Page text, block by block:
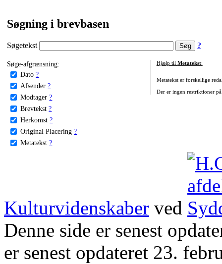
Søgning i brevbasen
Søgetekst ?
Søge-afgrænsning:
Dato ?
Afsender ?
Modtager ?
Brevtekst ?
Herkomst ?
Original Placering ?
Metatekst ?
Hjælp til Metatekst:
Metatekst er forskellige
Der er ingen restriktioner
Kulturvidenskaber ved
Denne side er senest
er senest opdateret 23.